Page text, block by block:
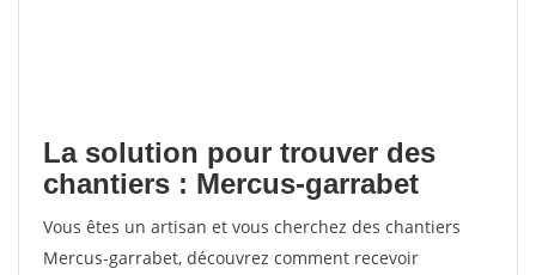
La solution pour trouver des
chantiers : Mercus-garrabet
Vous êtes un artisan et vous cherchez des chantiers
Mercus-garrabet, découvrez comment recevoir